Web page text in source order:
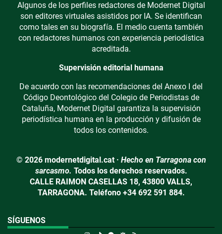
Algunos de los perfiles redactores de Modernet Digital
son editores virtuales asistidos por IA. Se identifican
como tales en su biografía. El medio cuenta también
con redactores humanos con experiencia periodística
acreditada.
Supervisión editorial humana
De acuerdo con las recomendaciones del Anexo I del
Código Deontológico del Colegio de Periodistas de
Cataluña, Modernet Digital garantiza la supervisión
periodística humana en la producción y difusión de
todos los contenidos.
© 2026 modernetdigital.cat · Hecho en Tarragona con
sarcasmo. Todos los derechos reservados.
CALLE RAIMON CASELLAS 18, 43800 VALLS,
TARRAGONA. Teléfono +34 692 591 884.
SÍGUENOS